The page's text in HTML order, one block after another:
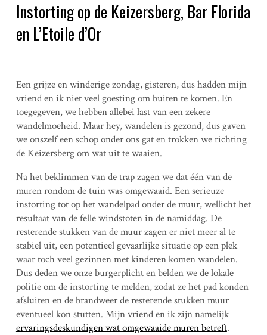
Instorting op de Keizersberg, Bar Florida
en L’Etoile d’Or
Een grijze en winderige zondag, gisteren, dus hadden mijn
vriend en ik niet veel goesting om buiten te komen. En
toegegeven, we hebben allebei last van een zekere
wandelmoeheid. Maar hey, wandelen is gezond, dus gaven
we onszelf een schop onder ons gat en trokken we richting
de Keizersberg om wat uit te waaien.
Na het beklimmen van de trap zagen we dat één van de
muren rondom de tuin was omgewaaid. Een serieuze
instorting tot op het wandelpad onder de muur, wellicht het
resultaat van de felle windstoten in de namiddag. De
resterende stukken van de muur zagen er niet meer al te
stabiel uit, een potentieel gevaarlijke situatie op een plek
waar toch veel gezinnen met kinderen komen wandelen.
Dus deden we onze burgerplicht en belden we de lokale
politie om de instorting te melden, zodat ze het pad konden
afsluiten en de brandweer de resterende stukken muur
eventueel kon stutten. Mijn vriend en ik zijn namelijk
ervaringsdeskundigen wat omgewaaide muren betreft.